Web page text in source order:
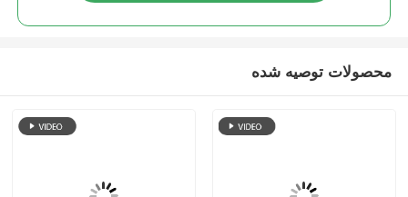
محصولات توصیه شده